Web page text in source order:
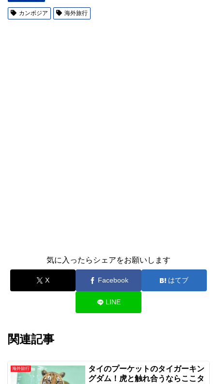
カンボジア 海外旅行
気に入ったらシェアをお願いします
X Facebook はてブ
LINE
関連記事
海外旅行
タイのプーケットのタイガーキン
グダム！虎と触れ合うならここタ